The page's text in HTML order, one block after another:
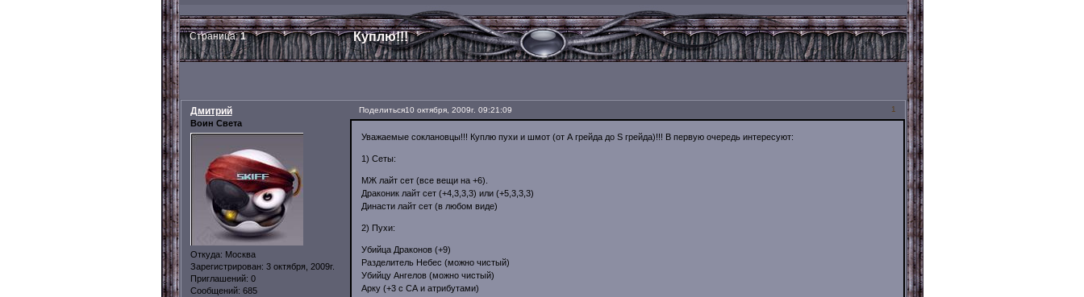
Куплю!!!
Страница:1
Поделиться 1
10 октября, 2009г. 09:21:09
Дмитрий
Воин Света
Откуда: Москва
Зарегистрирован: 3 октября, 2009г.
Приглашений: 0
Сообщений: 685
Уважаемые соклановцы!!! Куплю пухи и шмот (от А грейда до S грейда)!!! В первую очередь интересуют:
1) Сеты:
МЖ лайт сет (все вещи на +6).
Драконик лайт сет (+4,3,3,3) или (+5,3,3,3)
Династи лайт сет (в любом виде)
2) Пухи:
Убийца Драконов (+9)
Разделитель Небес (можно чистый)
Убийцу Ангелов (можно чистый)
Арку (+3 с СА и атрибутами)